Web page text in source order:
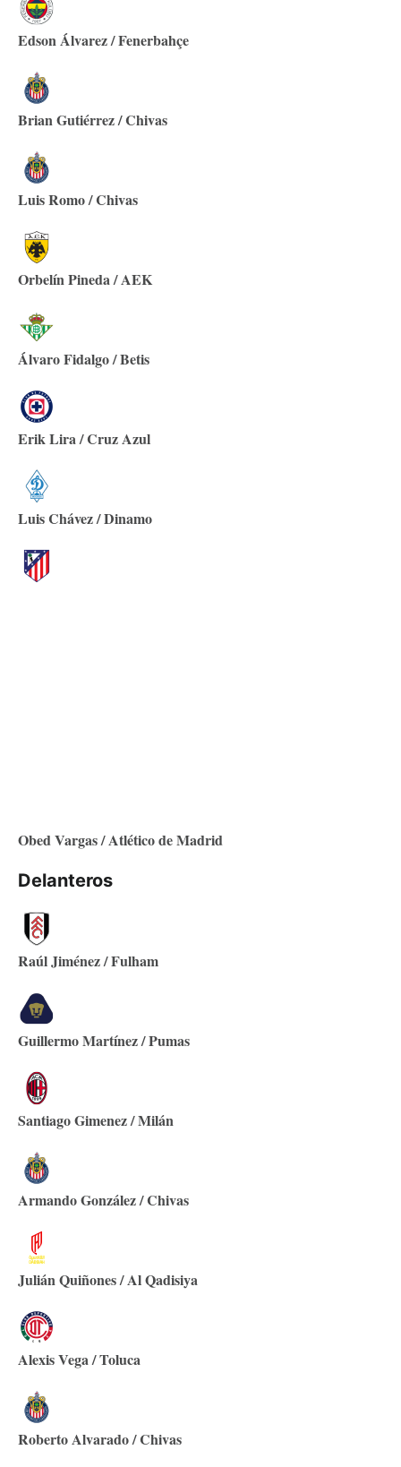
Edson Álvarez / Fenerbahçe
Brian Gutiérrez / Chivas
Luis Romo / Chivas
Orbelín Pineda / AEK
Álvaro Fidalgo / Betis
Erik Lira / Cruz Azul
Luis Chávez / Dinamo
Obed Vargas / Atlético de Madrid
Delanteros
Raúl Jiménez / Fulham
Guillermo Martínez / Pumas
Santiago Gimenez / Milán
Armando González / Chivas
Julián Quiñones / Al Qadisiya
Alexis Vega / Toluca
Roberto Alvarado / Chivas